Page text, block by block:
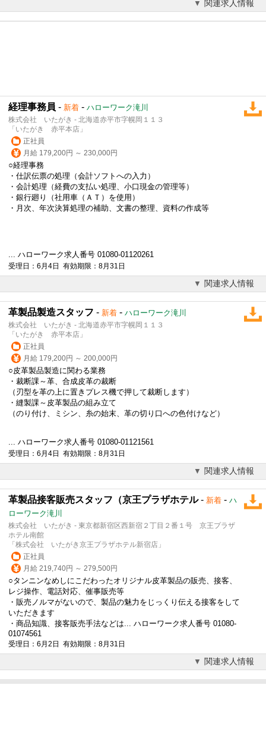
関連求人情報
経理事務員 - 新着 - ハローワーク滝川
株式会社 いたがき - 北海道赤平市字幌岡１１３
「いたがき 赤平本店」
正社員
月給 179,200円 ～ 230,000円
○経理事務
・仕訳伝票の処理（会計ソフトへの入力）
・会計処理（経費の支払い処理、小口現金の管理等）
・銀行廻り（社用車（ＡＴ）を使用）
・月次、年次決算処理の補助、文書の整理、資料の作成等
... ハローワーク求人番号 01080-01120261
受理日：6月4日 有効期限：8月31日
関連求人情報
革製品製造スタッフ - 新着 - ハローワーク滝川
株式会社 いたがき - 北海道赤平市字幌岡１１３
「いたがき 赤平本店」
正社員
月給 179,200円 ～ 200,000円
○皮革製品製造に関わる業務
・裁断課～革、合成皮革の裁断
（刃型を革の上に置きプレス機で押して裁断します）
・縫製課～皮革製品の組み立て
（のり付け、ミシン、糸の始末、革の切り口への色付けなど）
... ハローワーク求人番号 01080-01121561
受理日：6月4日 有効期限：8月31日
関連求人情報
革製品接客販売スタッフ（京王プラザホテル- 新着 - ハ
ローワーク滝川
株式会社 いたがき - 東京都新宿区西新宿２丁目２番１号 京王プラザ
ホテル南館
「株式会社 いたがき京王プラザホテル新宿店」
正社員
月給 219,740円 ～ 279,500円
○タンニンなめしにこだわったオリジナル皮革製品の販売、接客、
レジ操作、電話対応、催事販売等
・販売ノルマがないので、製品の魅力をじっくり伝える接客をして
いただきます
・商品知識、接客販売手法などは... ハローワーク求人番号 01080-
01074561
受理日：6月2日 有効期限：8月31日
関連求人情報